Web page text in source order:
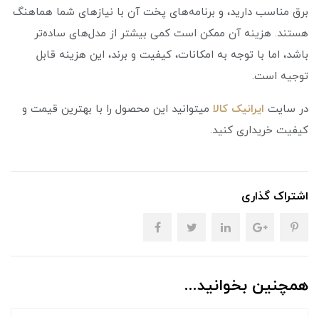
برق مناسب دارید، و برنامه‌های پخت آن با نیازهای شما هماهنگ
هستند. هزینه آن ممکن است کمی بیشتر از مدل‌های ساده‌تر
باشد، اما با توجه به امکانات، کیفیت و برند، این هزینه قابل
توجیه است.
در سایت ایرانیک کالا میتوانید این محصول را با بهترین قیمت و
کیفیت خریداری کنید.
اشتراک گذاری
همچنین بخوانید...